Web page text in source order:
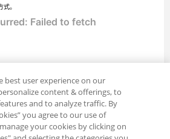
。
best user experience on our
content & offerings, to
and to analyze traffic. By
you agree to our use of
your cookies by clicking on